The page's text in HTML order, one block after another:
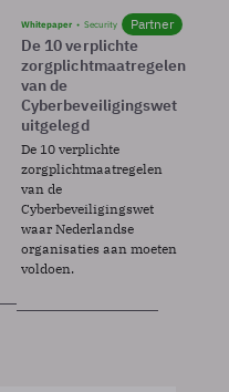
Whitepaper Security Partner
De 10 verplichte
zorgplichtmaatregelen
van de
Cyberbeveiligingswet
uitgelegd
De 10 verplichte
zorgplichtmaatregelen
van de
Cyberbeveiligingswet
waar Nederlandse
organisaties aan moeten
voldoen.